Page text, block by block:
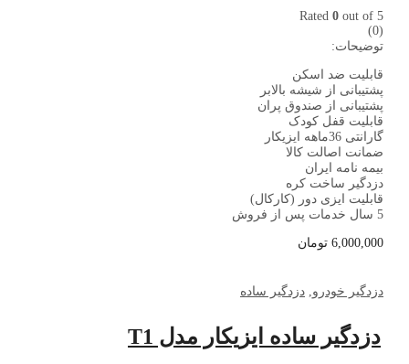
Rated 0 out of 5
(0)
توضیحات:
قابلیت ضد اسکن
پشتیبانی از شیشه بالابر
پشتیبانی از صندوق پران
قابلیت قفل کودک
گارانتی 36ماهه ایزیکار
ضمانت اصالت کالا
بیمه نامه ایران
دزدگیر ساخت کره
قابلیت ایزی دور (کارکال)
5 سال خدمات پس از فروش
6,000,000 تومان
دزدگیر خودرو دزدگیر ساده
دزدگیر ساده ایزیکار مدل T1